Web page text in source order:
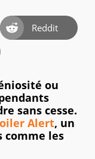
Reddit
ou
sans cesse.
Alert, un
comme les